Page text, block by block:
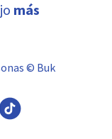
más
© Buk